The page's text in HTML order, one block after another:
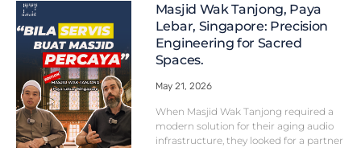
Masjid Wak Tanjong, Paya
Lebar, Singapore: Precision
Engineering for Sacred
Spaces.
May 21, 2026
When Masjid Wak Tanjong required a
modern solution for their aging audio
infrastructure, they looked for a partner